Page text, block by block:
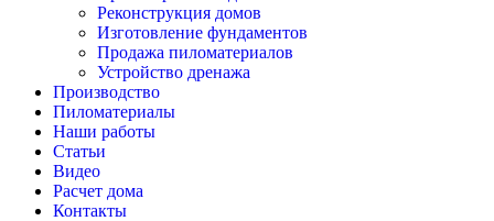
Реконструкция домов
Изготовление фундаментов
Продажа пиломатериалов
Устройство дренажа
Производство
Пиломатериалы
Наши работы
Статьи
Видео
Расчет дома
Контакты